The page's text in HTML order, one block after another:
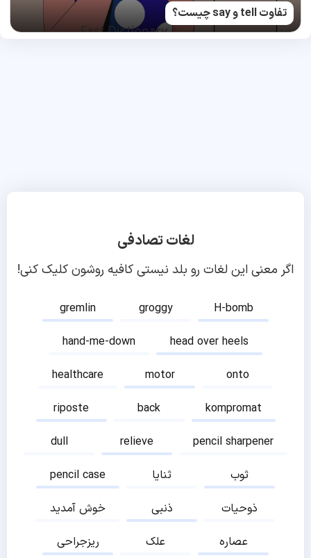
تفاوت tell و say چیست؟
لغات تصادفی
اگر معنی این لغات رو بلد نیستی کافیه روشون کلیک کنی!
gremlin groggy
H-bomb
hand-me-down
head over heels
healthcare
motor
onto
riposte
back
kompromat
dull
relieve
pencil sharpener
pencil case
ثنایا
ثوب
خوش آمدید
ذنبی
ذوحیات
ریزجراحی
علک
عصاره